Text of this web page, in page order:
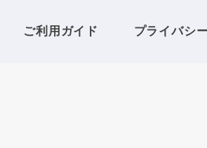
ご利用ガイド プライバシ